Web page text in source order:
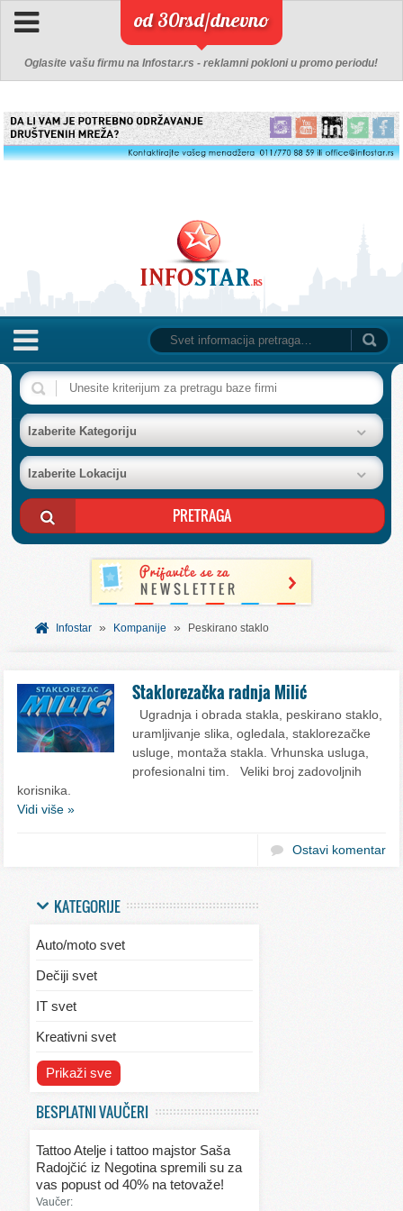
od 30rsd/dnevno
Oglasite vašu firmu na Infostar.rs - reklamni pokloni u promo periodu!
NASLOVNA
BAZA FIRMI
POSLOVNI OGLASI
AKCIJE I KATALOZI
BESPLATNI VAUČERI
SVET INFORMACIJA
Izaberite Kategoriju
Izaberite Lokaciju
Infostar » Kompanije » Peskirano staklo
Staklorezačka radnja Milić
Ugradnja i obrada stakla, peskirano staklo,
uramljivanje slika, ogledala, staklorezačke
usluge, montaža stakla. Vrhunska usluga,
profesionalni tim. Veliki broj zadovoljnih
korisnika.
Vidi više »
Ostavi komentar
KATEGORIJE
Auto/moto svet
Dečiji svet
IT svet
Kreativni svet
Svet ekologije
Svet kulinarstva
Svet lepote
Prikaži sve
BESPLATNI VAUČERI
Tattoo Atelje i tattoo majstor Saša
Radojčić iz Negotina spremili su za
vas popust od 40% na tetovaže!
Vaučer: